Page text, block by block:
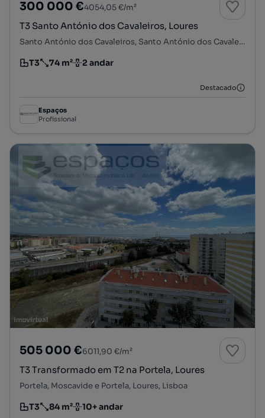
300 000 €4054,05 €/m²
T3 Santo António dos Cavaleiros, Loures
Santo António dos Cavaleiros, Santo António dos Cavaleiros e Frielas, Loures, Lisboa
Tipologia
T3
Preço por metro quadrado
74 m²
Andar 2 andar
Destacado
Espaços
Profissional
505 000 €6011,90 €/m²
T3 Transformado em T2 na Portela, Loures
Portela, Moscavide e Portela, Loures, Lisboa
Tipologia
T3
Preço por metro quadrado
84 m²
Andar 10+ andar